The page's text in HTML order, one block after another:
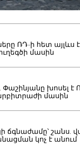
ՌԴ-ի հետ այլևս
մասին
Փաշինյանը խոսել
մասին
ճգնաժամը՝ շանս.
կոչ է անում